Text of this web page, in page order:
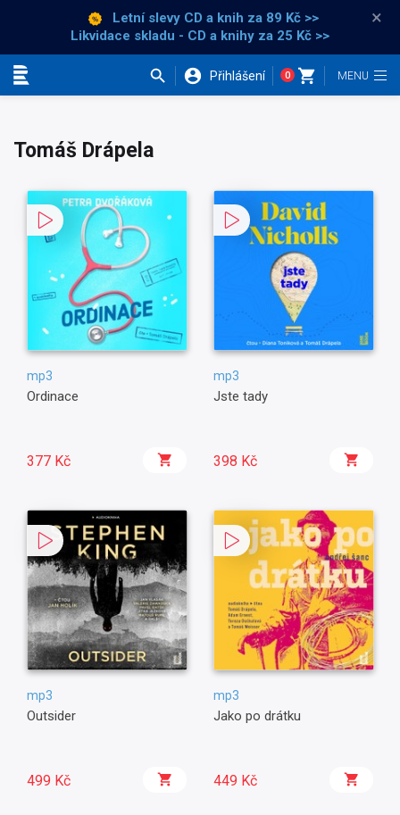
Letní slevy CD a knih za 89 Kč >>
Likvidace skladu - CD a knihy za 25 Kč >>
×
Přihlášení 0
Tomáš Drápela
mp3
Ordinace
377 Kč
mp3
Jste tady
398 Kč
mp3
Outsider
499 Kč
mp3
Jako po drátku
449 Kč